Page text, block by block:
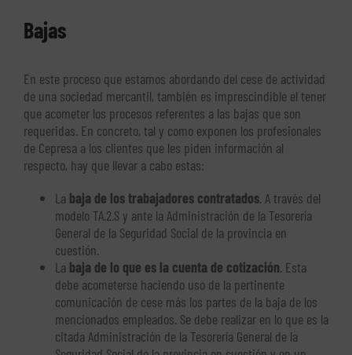
Bajas
En este proceso que estamos abordando del cese de actividad
de una sociedad mercantil, también es imprescindible el tener
que acometer los procesos referentes a las bajas que son
requeridas. En concreto, tal y como exponen los profesionales
de Cepresa a los clientes que les piden información al
respecto, hay que llevar a cabo estas:
La baja de los trabajadores contratados. A través del
modelo TA.2.S y ante la Administración de la Tesorería
General de la Seguridad Social de la provincia en
cuestión.
La baja de lo que es la cuenta de cotización. Esta
debe acometerse haciendo uso de la pertinente
comunicación de cese más los partes de la baja de los
mencionados empleados. Se debe realizar en lo que es la
citada Administración de la Tesorería General de la